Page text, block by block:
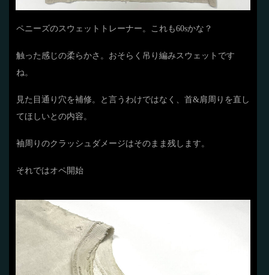
ペニーズのスウェットトレーナー。これも60sかな？
触った感じの柔らかさ。おそらく吊り編みスウェットです
ね。
見た目通り穴を補修。と言うわけではなく、首&肩周りを直し
てほしいとの内容。
袖周りのクラッシュダメージはそのまま残します。
それではオペ開始